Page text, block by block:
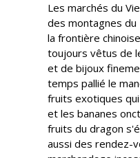
Les marchés du
des montagnes du
la frontière
toujours vêtus de
et de bijoux
temps pallié le
fruits exotiques
et les bananes
fruits du dragon
aussi des rendez-